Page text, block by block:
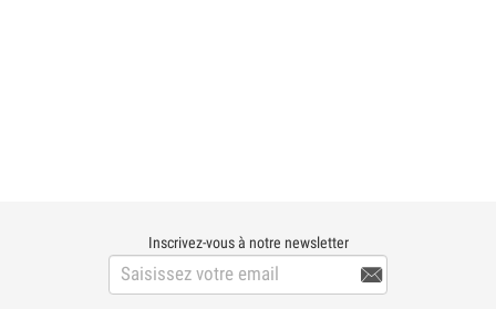
Inscrivez-vous à notre newsletter
